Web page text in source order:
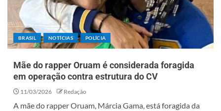
BRASIL NOTÍCIAS POLÍCIA
Mãe do rapper Oruam é considerada foragida
em operação contra estrutura do CV
11/03/2026 Redação
A mãe do rapper Oruam, Márcia Gama, está foragida da